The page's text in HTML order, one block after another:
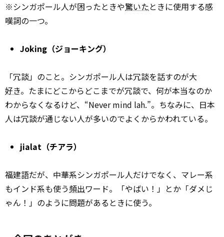
※シンガポール人が困ったときや驚いたときに使用する感
嘆詞の一つ。
Joking（ジョーキング）
「冗談」のこと。シンガポール人は冗談を話すのが大
好き。たまにどこからどこまでが冗談で、何が本当なのか
わからなくなるけど、“Never mind lah.”。ちなみに、日本
人は冗談が通じない人が多いのでよくからかわれている。
jialat（チアラ）
福建語だが、中華系シンガポール人だけでなく、マレー系
もインド系も使う頻出ワード。「やばい！」とか「ダメじ
ゃん！」のように問題があるときに使う。